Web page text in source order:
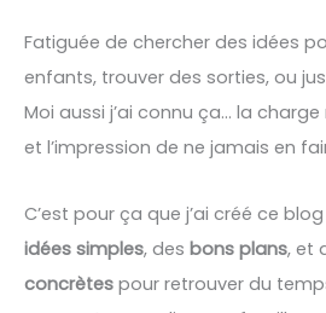
Fatiguée de chercher des idées
enfants, trouver des sorties, ou
Moi aussi j’ai connu ça… la
et l’impression de ne jamais en
C’est pour ça que j’ai créé ce
idées simples, des bons plans, et
concrètes pour retrouver du